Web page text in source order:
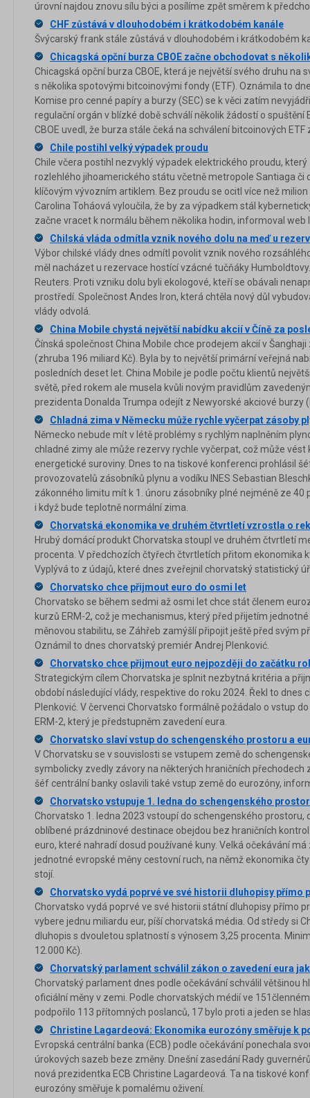
úrovní najdou znovu sílu býci a posílíme zpět směrem k
CHF zůstává v dlouhodobém i krátkodobém kanále
Švýcarský frank stále zůstává v dlouhodobém i krátkodobém
Chicagská opční burza CBOE začne obchodovat s
Chicagská opční burza CBOE, která je největší svého druhu na
s několika spotovými bitcoinovými fondy (ETF). Oznámila to
Komise pro cenné papíry a burzy (SEC) se k věci zatím
regulační orgán v blízké době schválí několik žádostí o spuštění
CBOE uvedl, že burza stále čeká na schválení bitcoinových ETF
Chile postihl velký výpadek proudu
Chile včera postihl nezvyklý výpadek elektrického proudu,
rozlehlého jihoamerického státu včetně metropole Santiaga či
klíčovým vývozním artiklem. Bez proudu se ocitl více než
Carolina Toháová vyloučila, že by za výpadkem stál
začne vracet k normálu během několika hodin, informoval web
Chilská vláda odmítla vznik nového dolu na meď u
Výbor chilské vlády dnes odmítl povolit vznik nového
měl nacházet u rezervace hostící vzácné tučňáky
Reuters. Proti vzniku dolu byli ekologové, kteří se obávali
prostředí. Společnost Andes Iron, která chtěla nový důl
vlády odvolá.
China Mobile chystá největší nabídku akcií v Číně za
Čínská společnost China Mobile chce prodejem akcií v
(zhruba 196 miliard Kč). Byla by to největší primární veřejná
posledních deset let. China Mobile je podle počtu klientů
světě, před rokem ale musela kvůli novým pravidlům
prezidenta Donalda Trumpa odejít z Newyorské akciové burzy
Chladná zima v Německu může rychle vyčerpat zásoby
Německo nebude mít v létě problémy s rychlým naplněním
chladné zimy ale může rezervy rychle vyčerpat, což může
energetické suroviny. Dnes to na tiskové konferenci prohlásil
provozovatelů zásobníků plynu a vodíku INES Sebastian
zákonného limitu mít k 1. únoru zásobníky plné nejméně ze
i když bude teplotně normální zima.
Chorvatská ekonomika ve druhém čtvrtletí vzrostla o
Hrubý domácí produkt Chorvatska stoupl ve druhém čtvrtletí
procenta. V předchozích čtyřech čtvrtletích přitom ekonomika
Vyplývá to z údajů, které dnes zveřejnil chorvatský statistický
Chorvatsko chce přijmout euro do osmi let
Chorvatsko se během sedmi až osmi let chce stát členem
kurzů ERM-2, což je mechanismus, který před přijetím
měnovou stabilitu, se Záhřeb zamýšlí připojit ještě před svým
Oznámil to dnes chorvatský premiér Andrej Plenković.
Chorvatsko chce přijmout euro nejpozději do začátku
Strategickým cílem Chorvatska je splnit nezbytná kritéria a
období následující vlády, respektive do roku 2024. Řekl to dnes
Plenković. V červenci Chorvatsko formálně požádalo o vstup
ERM-2, který je předstupněm zavedení eura.
Chorvatsko slaví vstup do schengenského prostoru a
V Chorvatsku se v souvislosti se vstupem země do
symbolicky zvedly závory na některých hraničních přechodech
šéf centrální banky oslavili také vstup země do eurozóny,
Chorvatsko vstupuje 1. ledna do schengenského
Chorvatsko 1. ledna 2023 vstoupí do schengenského prostoru,
oblíbené prázdninové destinace obejdou bez hraničních
euro, které nahradí dosud používané kuny. Velká očekávání
jednotné evropské měny cestovní ruch, na němž ekonomika
stojí.
Chorvatsko vydá poprvé ve své historii dluhopisy přímo
Chorvatsko vydá poprvé ve své historii státní dluhopisy přímo
vybere jednu miliardu eur, píší chorvatská média. Od středy si
dluhopis s dvouletou splatností s výnosem 3,25 procenta.
12.000 Kč).
Chorvatský parlament schválil zákon o zavedení eura
Chorvatský parlament dnes podle očekávání schválil většinou
oficiální měny v zemi. Podle chorvatských médií ve
podpořilo 113 přítomných poslanců, 17 bylo proti a jeden se
Christine Lagardeová: Ekonomika eurozóny směřuje k
Evropská centrální banka (ECB) podle očekávání ponechala
úrokových sazeb beze změny. Dnešní zasedání Rady
nová prezidentka ECB Christine Lagardeová. Ta na tiskové
eurozóny směřuje k pomalému oživení.